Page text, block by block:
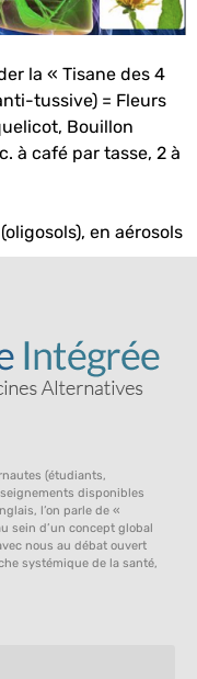
la « Tisane des 4
tussive) = Fleurs
Bouillon
à café par tasse, 2 à
en aérosols
(étudiants,
disponibles
l’on parle de «
sein d’un concept global
nous au débat ouvert
systémique de la santé,